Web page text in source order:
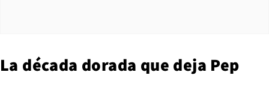
La década dorada que deja Pep